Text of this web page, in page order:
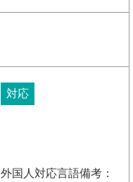
対応
外国人対応言語備考：